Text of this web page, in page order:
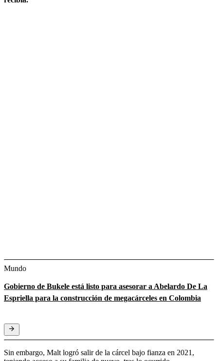
Mundo
Gobierno de Bukele está listo para asesorar a Abelardo De La
Espriella para la construcción de megacárceles en Colombia
Sin embargo, Malt logró salir de la cárcel bajo fianza en 2021,